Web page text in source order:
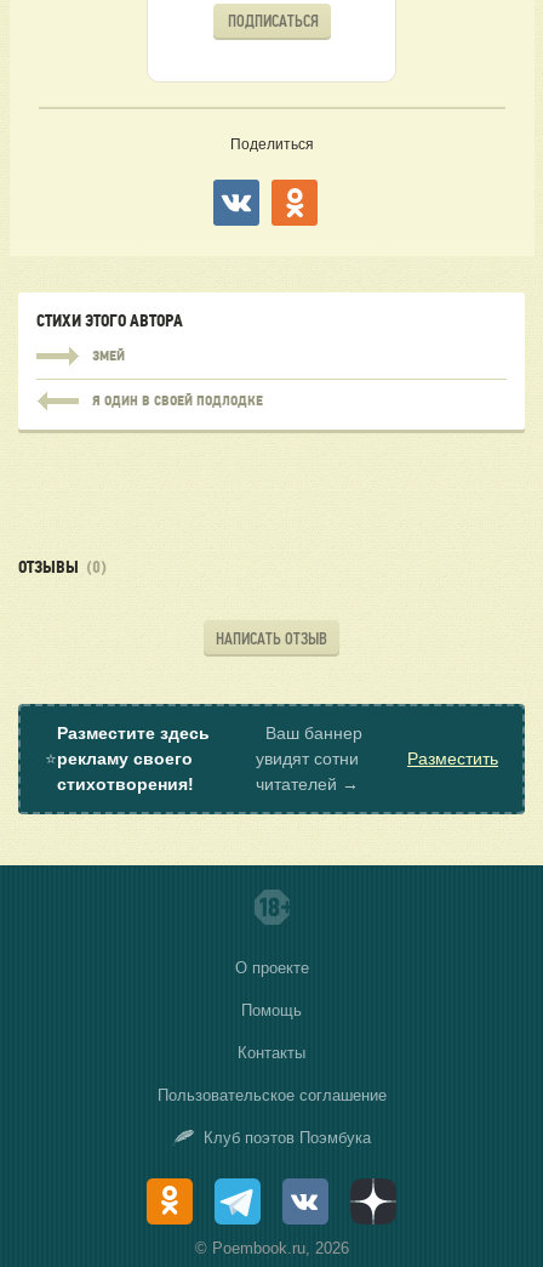
ПОДПИСАТЬСЯ
Поделиться
СТИХИ ЭТОГО АВТОРА
ЗМЕЙ
Я ОДИН В СВОЕЙ ПОДЛОДКЕ
ОТЗЫВЫ (0)
НАПИСАТЬ ОТЗЫВ
⭐
Разместите здесь
рекламу своего
стихотворения!
Ваш баннер
увидят сотни
читателей →
Разместить
О проекте
Помощь
Контакты
Пользовательское соглашение
Клуб поэтов Поэмбука
© Poembook.ru, 2026